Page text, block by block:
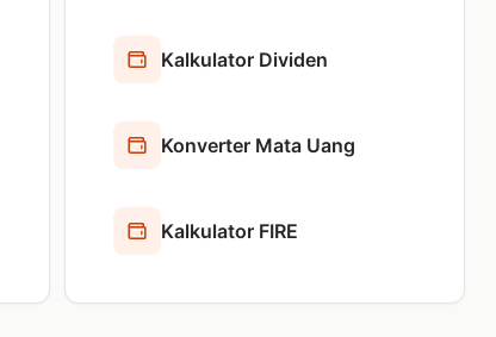
Kalkulator Dividen
Konverter Mata Uang
Kalkulator FIRE